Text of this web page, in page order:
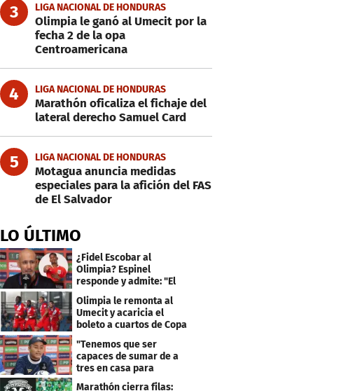
3 LIGA NACIONAL DE HONDURAS
Olimpia le ganó al Umecit por la
fecha 2 de la opa
Centroamericana
4 LIGA NACIONAL DE HONDURAS
Marathón oficaliza el fichaje del
lateral derecho Samuel Card
5 LIGA NACIONAL DE HONDURAS
Motagua anuncia medidas
especiales para la afición del FAS
de El Salvador
LO ÚLTIMO
¿Fidel Escobar al
Olimpia? Espinel
responde y admite: "El
resultado fue corto"
Olimpia le remonta al
Umecit y acaricia el
boleto a cuartos de Copa
"Tenemos que ser
capaces de sumar de a
tres en casa para
asegurar la
Marathón cierra filas: